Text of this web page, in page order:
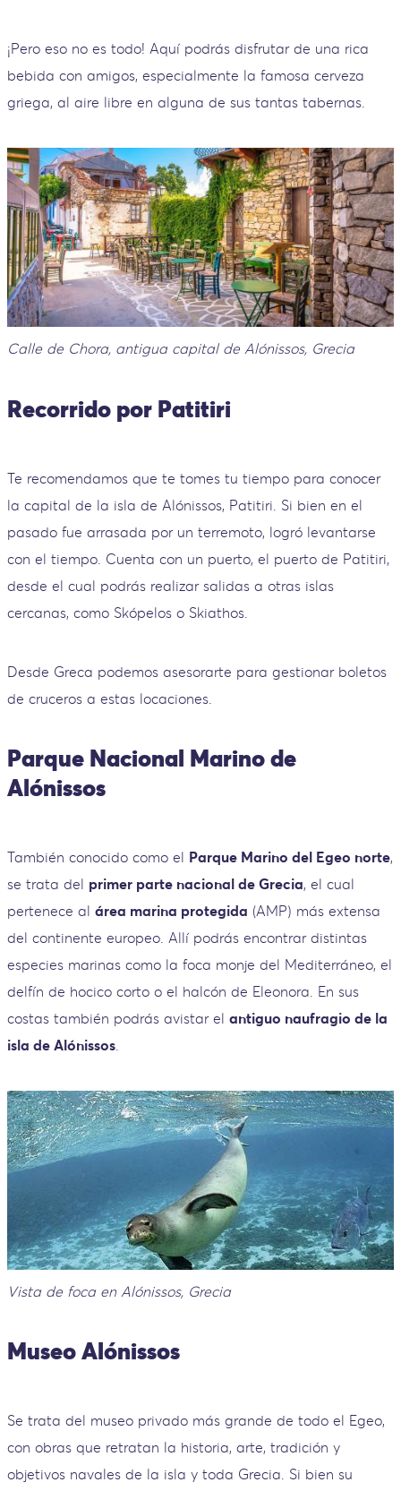
¡Pero eso no es todo! Aquí podrás disfrutar de una rica
bebida con amigos, especialmente la famosa cerveza
griega, al aire libre en alguna de sus tantas tabernas.
Calle de Chora, antigua capital de Alónissos, Grecia
Recorrido por Patitiri
Te recomendamos que te tomes tu tiempo para conocer
la capital de la isla de Alónissos, Patitiri. Si bien en el
pasado fue arrasada por un terremoto, logró levantarse
con el tiempo. Cuenta con un puerto, el puerto de Patitiri,
desde el cual podrás realizar salidas a otras islas
cercanas, como Skópelos o Skiathos.
Desde Greca podemos asesorarte para gestionar boletos
de cruceros a estas locaciones.
Parque Nacional Marino de
Alónissos
También conocido como el Parque Marino del Egeo norte,
se trata del primer parte nacional de Grecia, el cual
pertenece al área marina protegida (AMP) más extensa
del continente europeo. Allí podrás encontrar distintas
especies marinas como la foca monje del Mediterráneo, el
delfín de hocico corto o el halcón de Eleonora. En sus
costas también podrás avistar el antiguo naufragio de la
isla de Alónissos
Vista de foca en Alónissos, Grecia
Museo Alónissos
Se trata del museo privado más grande de todo el Egeo,
con obras que retratan la historia, arte, tradición y
objetivos navales de la isla y toda Grecia. Si bien su